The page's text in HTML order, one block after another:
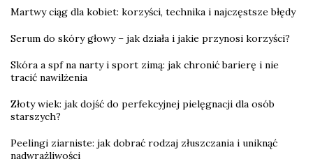
Martwy ciąg dla kobiet: korzyści, technika i najczęstsze błędy
Serum do skóry głowy – jak działa i jakie przynosi korzyści?
Skóra a spf na narty i sport zimą: jak chronić barierę i nie
tracić nawilżenia
Złoty wiek: jak dojść do perfekcyjnej pielęgnacji dla osób
starszych?
Peelingi ziarniste: jak dobrać rodzaj złuszczania i uniknąć
nadwrażliwości